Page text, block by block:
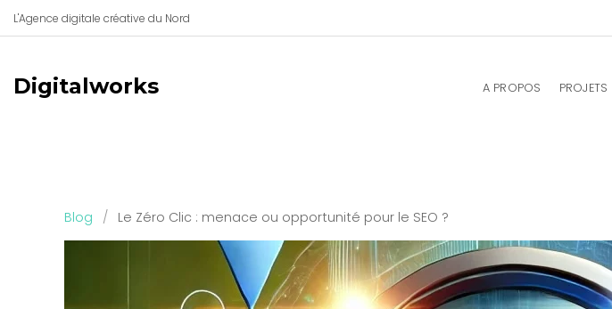
L'Agence digitale créative du Nord
Digitalworks A PROPOS PROJETS
Blog / Le Zéro Clic : menace ou opportunité pour le SEO ?